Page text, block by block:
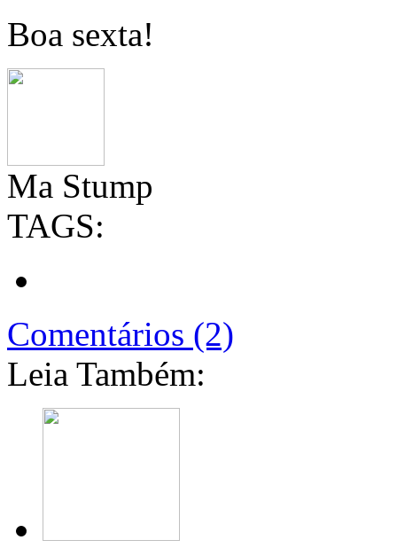
Boa sexta!
Ma Stump
TAGS:
Comentários (2)
Leia Também: